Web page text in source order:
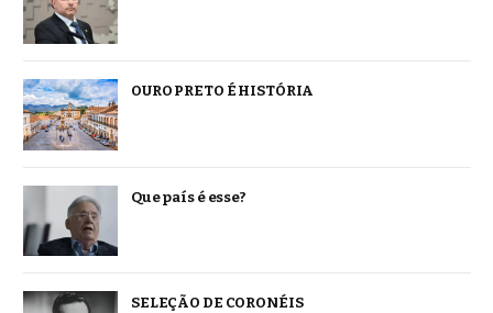
OURO PRETO É HISTÓRIA
Que país é esse?
SELEÇÃO DE CORONÉIS